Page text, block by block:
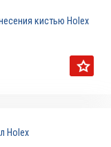
кистью Holex
Holex